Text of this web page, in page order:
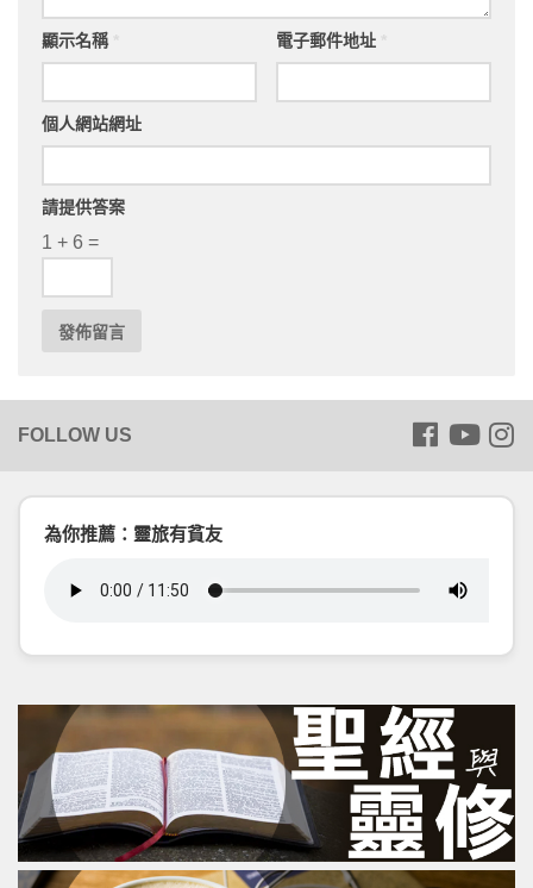
顯示名稱 電子郵件地址
個人網站網址
請提供答案
1 + 6 =
為你推薦：靈旅有貧友